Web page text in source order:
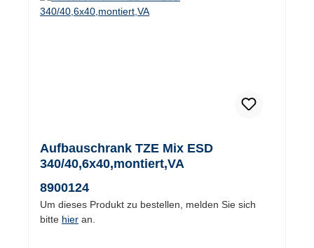
Aufbauschrank TZE Mix ESD
340/40,6x40,montiert,VA
8900124
Um dieses Produkt zu bestellen, melden Sie sich
bitte hier an.